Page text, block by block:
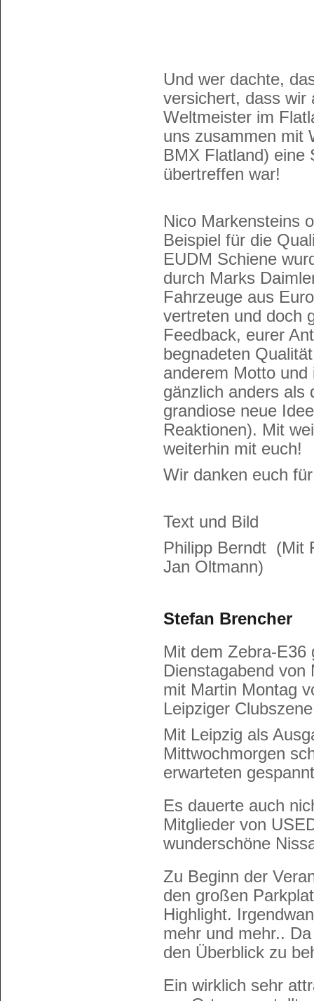
Und wer dachte,
versichert, dass wir
Weltmeister im
uns zusammen mit
BMX Flatland) eine
übertreffen war!
Nico Markensteins
Beispiel für die
EUDM Schiene
durch Marks
Fahrzeuge aus
vertreten und doch
Feedback, eurer
begnadeten
anderem Motto
gänzlich anders als
grandiose neue
Reaktionen). Mit
weiterhin mit euch!
Wir danken euch
Text und Bild
Philipp Berndt (Mit
Jan Oltmann)
Stefan Brencher
Mit dem Zebra-E36
Dienstagabend von
mit Martin Montag
Leipziger
Mit Leipzig als
Mittwochmorgen
erwarteten
Es dauerte auch
Mitglieder von
wunderschöne
Zu Beginn der
den großen
Highlight.
mehr und mehr..
den Überblick zu
Ein wirklich sehr